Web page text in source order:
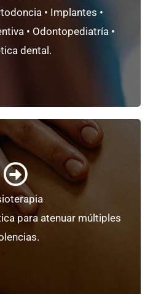
• Implantes •
• Odontopediatría •
dental.
CC2000+
en laodontología
invasiva.
para atenuar múltiples
prevención y
enCC2000